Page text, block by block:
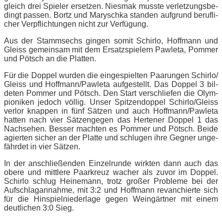
gleich drei Spie­ler er­set­zen. Nies­mak muss­te ver­let­zungs­be­
dingt pas­sen. Bortz und Ma­rysch­ka stan­den auf­grund be­ruf­li­
cher Ver­pflich­tun­gen nicht zur Verfügung.
Aus der Stamm­sechs gin­gen so­mit Schir­lo, Hoff­mann und
Gleiss ge­mein­sam mit dem Er­satz­spie­lern Paw­le­ta, Pom­mer
und Pötsch an die Platten.
Für die Dop­pel wur­den die ein­ge­spiel­ten Paa­run­gen Schirlo/​
Gleiss und Hoffmann/​Pawleta auf­ge­stellt. Das Dop­pel 3 bil­
de­ten Pom­mer und Pötsch. Den Start ver­schlie­fen die Olym­
pio­ni­ken je­doch völ­lig. Un­ser Spit­zen­dop­pel Schirlo/​Gleiss
ver­lor knap­pen in fünf Sät­zen und auch Hoffmann/​Pawleta
hat­ten nach vier Sät­zen­ge­gen das Her­te­ner Dop­pel 1 das
Nach­se­hen. Bes­ser mach­ten es Pom­mer und Pötsch. Bei­de
agier­ten si­cher an der Plat­te und schlu­gen ihre Geg­ner un­ge­
fähr­det in vier Sätzen.
In der an­schlie­ßen­den Ein­zel­run­de wirk­ten dann auch das
obe­re und mitt­le­re Paar­kreuz wa­cher als zu­vor im Dop­pel.
Schir­lo schlug Hei­ne­mann, trotz gro­ßer Pro­ble­me bei der
Auf­schlag­an­nah­me, mit 3:2 und Hoff­mann re­van­chier­te sich
für die Hin­spiel­nie­der­la­ge ge­gen Wein­gärt­ner mit ei­nem
deut­li­chen 3:0 Sieg.